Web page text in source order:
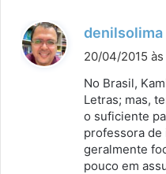
denilsolima
20/04/2015
No Brasil,
Letras; mas,
o suficiente
professora de
geralmente
pouco em